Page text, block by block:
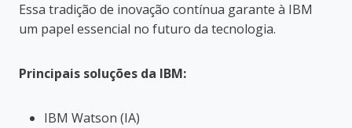
Essa tradição de inovação contínua garante à IBM
um papel essencial no futuro da tecnologia.
Principais soluções da IBM:
IBM Watson (IA)